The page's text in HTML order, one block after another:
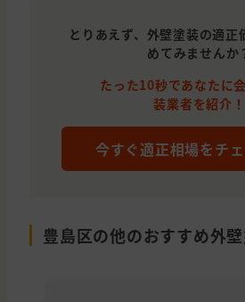
東京都
世田谷区
外壁の塗装
外壁と屋根
文京区
外壁の塗装,
東京都
豊島区
外壁の塗装
足立区
外壁と屋根
埼玉県
朝霞市
外壁と屋根
とりあえず、外壁塗装の適正
めてみませんか
たった10秒であなたに
装業者を紹介！
今すぐ適正相場をチ
豊島区の他のおすすめ外